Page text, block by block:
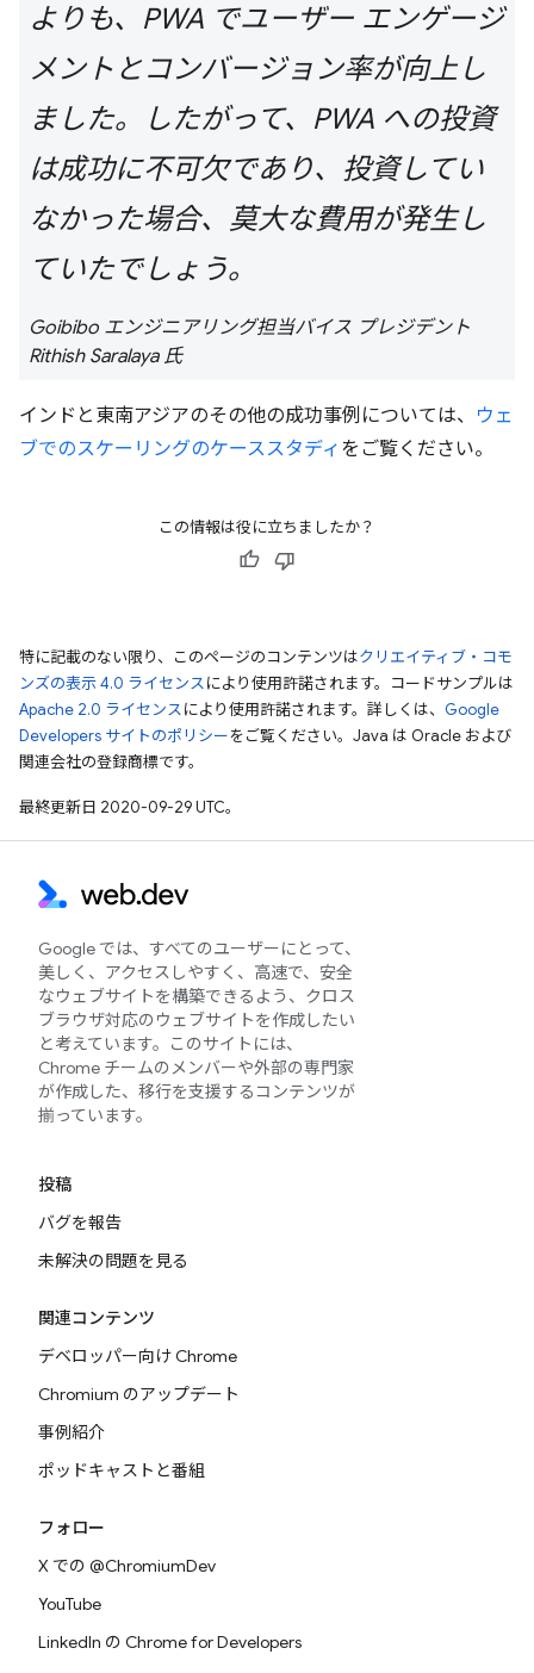
よりも、PWA でユーザー エンゲージ
メントとコンバージョン率が向上し
ました。したがって、PWA への投資
は成功に不可欠であり、投資してい
なかった場合、莫大な費用が発生し
ていたでしょう。
Goibibo エンジニアリング担当バイス プレジデント
Rithish Saralaya 氏
インドと東南アジアのその他の成功事例については、 ウェ
ブでのスケーリングのケーススタディ をご覧ください。
この情報は役に立ちましたか？
特に記載のない限り、このページのコンテンツはクリエイティブ・コモ
ンズの表示 4.0 ライセンスにより使用許諾されます。コードサンプルは
Apache 2.0 ライセンスにより使用許諾されます。詳しくは、 Google
Developers サイトのポリシーをご覧ください。Java は Oracle および
関連会社の登録商標です。
最終更新日 2020-09-29 UTC。
Google では、すべてのユーザーにとって、
美しく、アクセスしやすく、高速で、安全
なウェブサイトを構築できるよう、クロス
ブラウザ対応のウェブサイトを作成したい
と考えています。このサイトには、
Chrome チームのメンバーや外部の専門家
が作成した、移行を支援するコンテンツが
揃っています。
投稿
バグを報告
未解決の問題を見る
関連コンテンツ
デベロッパー向け Chrome
Chromium のアップデート
事例紹介
ポッドキャストと番組
フォロー
X での @ChromiumDev
YouTube
LinkedIn の Chrome for Developers